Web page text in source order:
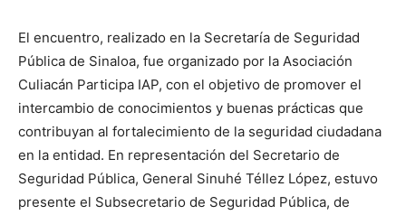
El encuentro, realizado en la Secretaría de Seguridad
Pública de Sinaloa, fue organizado por la Asociación
Culiacán Participa IAP, con el objetivo de promover el
intercambio de conocimientos y buenas prácticas que
contribuyan al fortalecimiento de la seguridad ciudadana
en la entidad. En representación del Secretario de
Seguridad Pública, General Sinuhé Téllez López, estuvo
presente el Subsecretario de Seguridad Pública, de